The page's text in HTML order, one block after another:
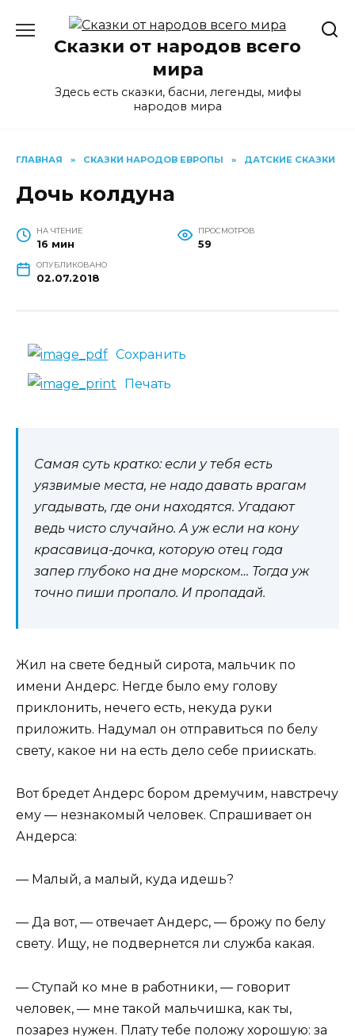
содержаниюСказки от народов всего
мира
Здесь есть сказки, басни, легенды, мифы
народов мира
ГЛАВНАЯ » СКАЗКИ НАРОДОВ ЕВРОПЫ » ДАТСКИЕ СКАЗКИ
Дочь колдуна
НА ЧТЕНИЕ
16 мин
ПРОСМОТРОВ
59
ОПУБЛИКОВАНО
02.07.2018
Сохранить
Печать
Самая суть кратко: если у тебя есть
уязвимые места, не надо давать врагам
угадывать, где они находятся. Угадают
ведь чисто случайно. А уж если на кону
красавица-дочка, которую отец года
запер глубоко на дне морском… Тогда уж
точно пиши пропало. И пропадай.
Жил на свете бедный сирота, мальчик по
имени Андерс. Негде было ему голову
приклонить, нечего есть, некуда руки
приложить. Надумал он отправиться по белу
свету, какое ни на есть дело себе приискать.
Вот бредет Андерс бором дремучим, навстречу
ему — незнакомый человек. Спрашивает он
Андерса:
— Малый, а малый, куда идешь?
— Да вот, — отвечает Андерс, — брожу по белу
свету. Ищу, не подвернется ли служба какая.
— Ступай ко мне в работники, — говорит
человек, — мне такой мальчишка, как ты,
позарез нужен. Плату тебе положу хорошую: за